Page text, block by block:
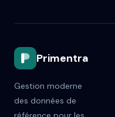
Primentra
Gestion moderne
des données de